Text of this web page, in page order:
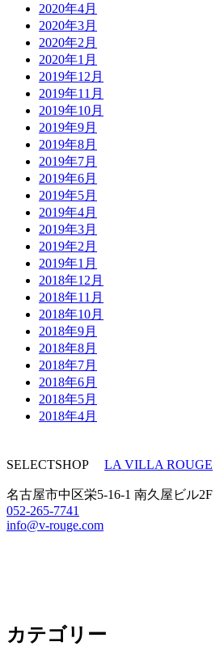
2020年4月
2020年3月
2020年2月
2020年1月
2019年12月
2019年11月
2019年10月
2019年9月
2019年8月
2019年7月
2019年6月
2019年5月
2019年4月
2019年3月
2019年2月
2019年1月
2018年12月
2018年11月
2018年10月
2018年9月
2018年8月
2018年7月
2018年6月
2018年5月
2018年4月
SELECTSHOP LA VILLA ROUGE
名古屋市中区栄5-16-1 南久屋ビル2F
052-265-7741
info@v-rouge.com
カテゴリー